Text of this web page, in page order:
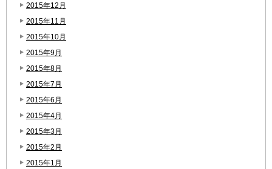
2015年12月
2015年11月
2015年10月
2015年9月
2015年8月
2015年7月
2015年6月
2015年4月
2015年3月
2015年2月
2015年1月